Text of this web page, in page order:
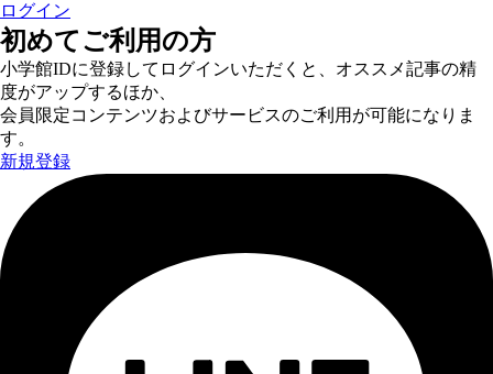
ログイン
初めてご利用の方
小学館IDに登録してログインいただくと、オススメ記事の精
度がアップするほか、
会員限定コンテンツおよびサービスのご利用が可能になりま
す。
新規登録